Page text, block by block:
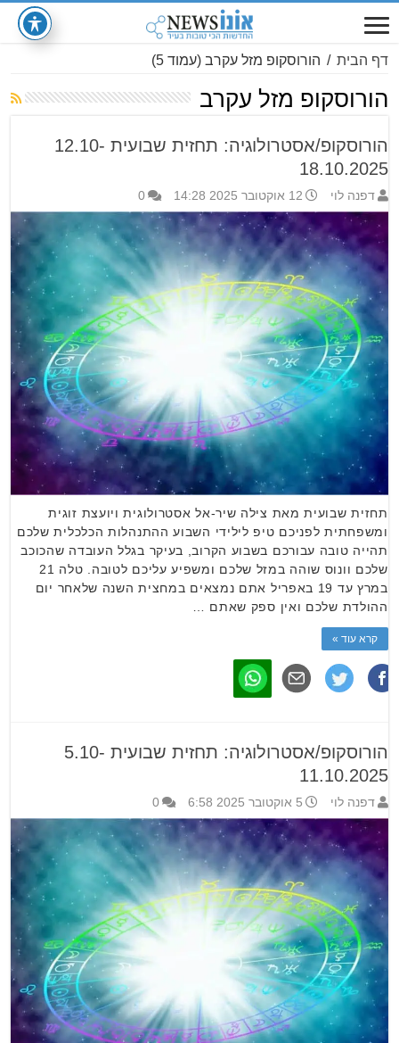
דף הבית / הורוסקופ מזל עקרב (עמוד 5)
הורוסקופ מזל עקרב
הורוסקופ/אסטרולוגיה: תחזית שבועית 12.10-
18.10.2025
דפנה לוי 12 אוקטובר 2025 14:28 0
תחזית שבועית מאת צילה שיר-אל אסטרולוגית ויועצת זוגית
ומשפחתית לפניכם טיפ לילידי השבוע ההתנהלות הכלכלית שלכם
תהייה טובה עבורכם בשבוע הקרוב, בעיקר בגלל העובדה שהכוכב
שלכם וונוס שוהה במזל שלכם ומשפיע עליכם לטובה. טלה 21
במרץ עד 19 באפריל אתם נמצאים במחצית השנה שלאחר יום
ההולדת שלכם ואין ספק שאתם …
קרא עוד »
הורוסקופ/אסטרולוגיה: תחזית שבועית 5.10-
11.10.2025
דפנה לוי 5 אוקטובר 2025 6:58 0